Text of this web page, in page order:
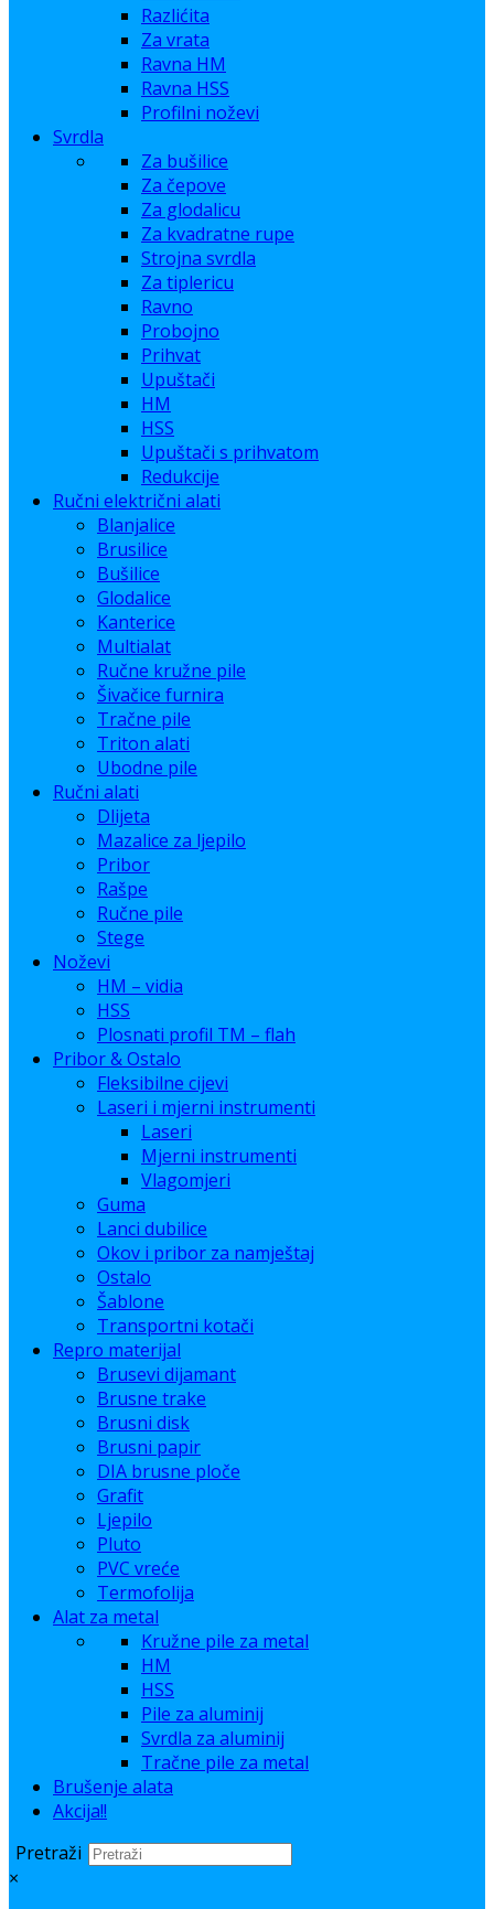
Razlićita
Za vrata
Ravna HM
Ravna HSS
Profilni noževi
Svrdla
Za bušilice
Za čepove
Za glodalicu
Za kvadratne rupe
Strojna svrdla
Za tiplericu
Ravno
Probojno
Prihvat
Upuštači
HM
HSS
Upuštači s prihvatom
Redukcije
Ručni električni alati
Blanjalice
Brusilice
Bušilice
Glodalice
Kanterice
Multialat
Ručne kružne pile
Šivačice furnira
Tračne pile
Triton alati
Ubodne pile
Ručni alati
Dlijeta
Mazalice za ljepilo
Pribor
Rašpe
Ručne pile
Stege
Noževi
HM – vidia
HSS
Plosnati profil TM – flah
Pribor & Ostalo
Fleksibilne cijevi
Laseri i mjerni instrumenti
Laseri
Mjerni instrumenti
Vlagomjeri
Guma
Lanci dubilice
Okov i pribor za namještaj
Ostalo
Šablone
Transportni kotači
Repro materijal
Brusevi dijamant
Brusne trake
Brusni disk
Brusni papir
DIA brusne ploče
Grafit
Ljepilo
Pluto
PVC vreće
Termofolija
Alat za metal
Kružne pile za metal
HM
HSS
Pile za aluminij
Svrdla za aluminij
Tračne pile za metal
Brušenje alata
Akcija!!
Pretraži
×